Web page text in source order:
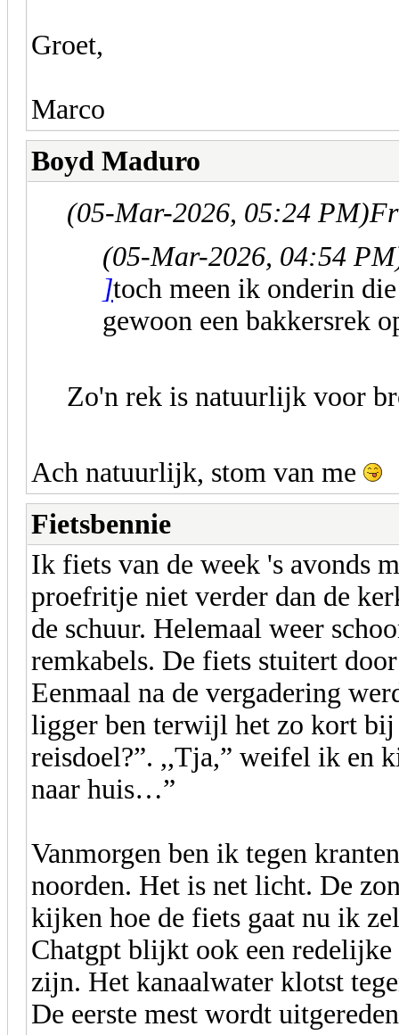
Groet,
Marco
Boyd Maduro
(05-Mar-2026, 05:24 PM)
(05-Mar-2026, 04:54
]toch meen ik onderin
gewoon een bakkersrek
Zo'n rek is natuurlijk voor
Ach natuurlijk, stom van me
Fietsbennie
Ik fiets van de week 's avonds
proefritje niet verder dan de
de schuur. Helemaal weer
remkabels. De fiets stuitert
Eenmaal na de vergadering
ligger ben terwijl het zo kort
reisdoel?”. ,,Tja,” weifel ik en
naar huis…”
Vanmorgen ben ik tegen
noorden. Het is net licht. De
kijken hoe de fiets gaat nu ik
Chatgpt blijkt ook een redelijke
zijn. Het kanaalwater klotst
De eerste mest wordt